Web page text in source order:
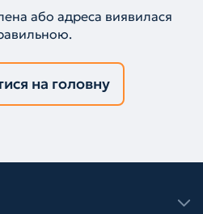
або адреса виявилася
на головну